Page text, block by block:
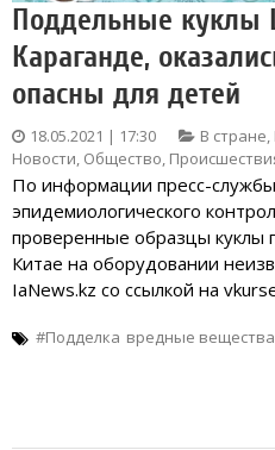
Поддельные куклы
Караганде,
опасны для детей
18.05.2021 | 17:30 В стране,
Новости, Общество,
По информации пресс-
эпидемиологического
проверенные образцы куклы
Китае на оборудовании
IaNews.kz со ссылкой на
#Подделка вредные вещества